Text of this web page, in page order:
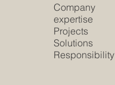
Company
expertise
Projects
Solutions
Responsibility